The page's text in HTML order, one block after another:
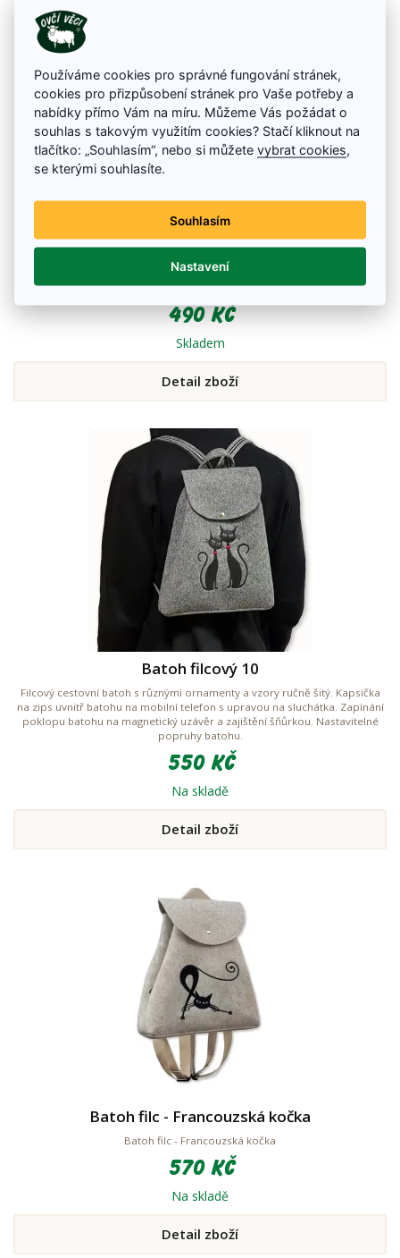
Filcová kabelka - Černé srdce
Elegantní dámská filcová kabelka se zipem z horní strany a z boční strany
na peněženku. Kabelka je ručně šitá z filcu ze 100% ovčí vlny s dekorací
černého srdce a s nastavitelným popruhem přes rameno. Kabelka je
vhodná pro věci denní potřeby.
490 Kč
Skladem
Detail zboží
Batoh filcový 10
Filcový cestovní batoh s různými ornamenty a vzory ručně šitý. Kapsička
na zips uvnitř batohu na mobilní telefon s upravou na sluchátka. Zapínání
poklopu batohu na magnetický uzávěr a zajištění šňůrkou. Nastavitelné
popruhy batohu.
550 Kč
Na skladě
Detail zboží
Batoh filc - Francouzská kočka
Batoh filc - Francouzská kočka
570 Kč
Na skladě
Detail zboží
Používáme cookies pro správné fungování stránek,
cookies pro přizpůsobení stránek pro Vaše potřeby a
nabídky přímo Vám na míru. Můžeme Vás požádat o
souhlas s takovým využitím cookies? Stačí kliknout na
tlačítko: „Souhlasím“, nebo si můžetevybrat cookies,
se kterými souhlasíte.
Souhlasím
Nastavení